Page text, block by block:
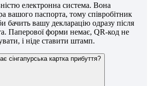
електронна система. Вона
вашого паспорта, тому співробітник
бачить вашу декларацію одразу після
Паперової форми немає, QR-код не
і ніде ставити штамп.
сінгапурська картка прибуття?